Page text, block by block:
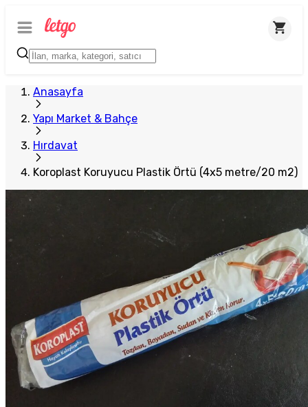
Anasayfa
Yapı Market & Bahçe
Hırdavat
Koroplast Koruyucu Plastik Örtü (4x5 metre/20 m2)